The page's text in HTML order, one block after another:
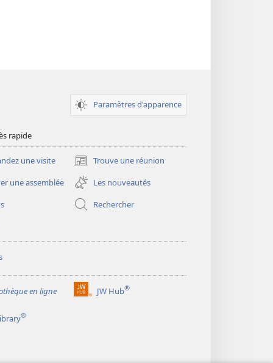
Paramètres d'apparence
rapide
une visite Trouve une réunion
(ouvre
une
nouvelle
fenêtre)
une assemblée
Les nouveautés
Rechercher
en ligne JW Hub®
(ouvre
®